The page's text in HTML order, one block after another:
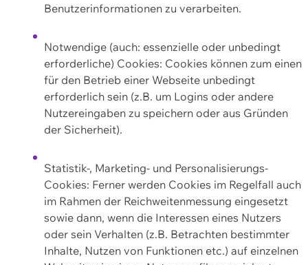
Benutzerinformationen zu verarbeiten.
Notwendige (auch: essenzielle oder unbedingt
erforderliche) Cookies: Cookies können zum einen
für den Betrieb einer Webseite unbedingt
erforderlich sein (z.B. um Logins oder andere
Nutzereingaben zu speichern oder aus Gründen
der Sicherheit).
Statistik-, Marketing- und Personalisierungs-
Cookies: Ferner werden Cookies im Regelfall auch
im Rahmen der Reichweitenmessung eingesetzt
sowie dann, wenn die Interessen eines Nutzers
oder sein Verhalten (z.B. Betrachten bestimmter
Inhalte, Nutzen von Funktionen etc.) auf einzelnen